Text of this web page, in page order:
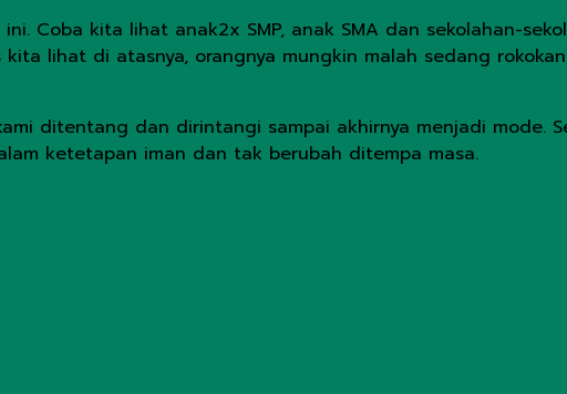
Coba kita lihat anak2x SMP, anak SMA dan sekolahan-
lihat di atasnya, orangnya mungkin malah sedang
ditentang dan dirintangi sampai akhirnya menjadi mode.
ketetapan iman dan tak berubah ditempa masa.